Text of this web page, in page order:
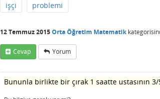
işçi problemi
12 Temmuz 2015Orta Öğretim Matematik
Cevap Yorum
Bununla birlikte bir çırak 1 saatte ustasının